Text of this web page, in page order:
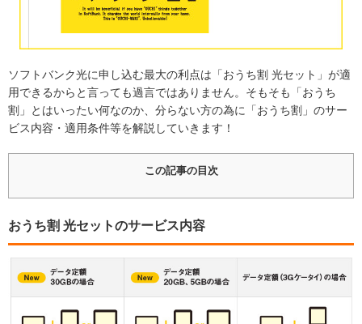
ソフトバンク光に申し込む最大の利点は「おうち割 光セット」が適
用できるからと言っても過言ではありません。そもそも「おうち
割」とはいったい何なのか、分らない方の為に「おうち割」のサー
ビス内容・適用条件等を解説していきます！
この記事の目次
おうち割 光セットのサービス内容